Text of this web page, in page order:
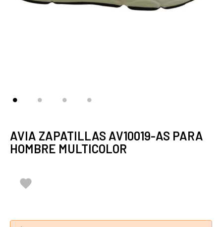
AVIA ZAPATILLAS AV10019-AS PARA
HOMBRE MULTICOLOR
